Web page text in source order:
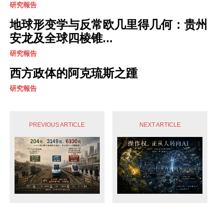
研究報告
地球形变学与反常欧几里得几何：贵州
安龙及全球四棱锥...
研究報告
西方政体的阿克琉斯之踵
研究報告
PREVIOUS ARTICLE NEXT ARTICLE